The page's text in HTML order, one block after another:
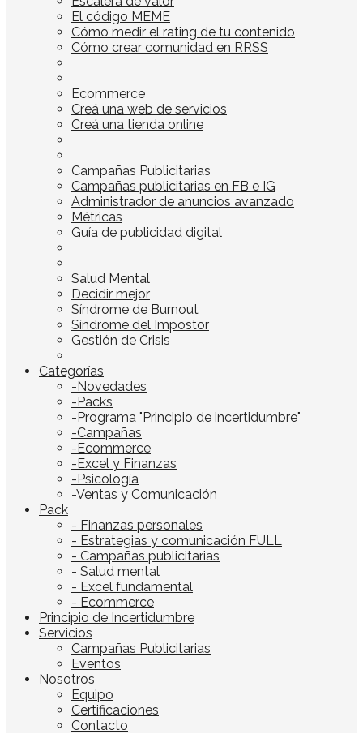
El código MEME
Cómo medir el rating de tu contenido
Cómo crear comunidad en RRSS
Ecommerce
Creá una web de servicios
Creá una tienda online
Campañas Publicitarias
Campañas publicitarias en FB e IG
Administrador de anuncios avanzado
Métricas
Guía de publicidad digital
Salud Mental
Decidir mejor
Síndrome de Burnout
Síndrome del Impostor
Gestión de Crisis
Categorías
-Novedades
-Packs
-Programa "Principio de incertidumbre"
-Campañas
-Ecommerce
-Excel y Finanzas
-Psicología
-Ventas y Comunicación
Pack
- Finanzas personales
- Estrategias y comunicación FULL
- Campañas publicitarias
- Salud mental
- Excel fundamental
- Ecommerce
Principio de Incertidumbre
Servicios
Campañas Publicitarias
Eventos
Nosotros
Equipo
Certificaciones
Contacto